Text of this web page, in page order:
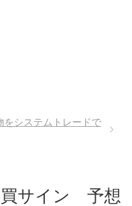
システムトレードで
サイン 予想